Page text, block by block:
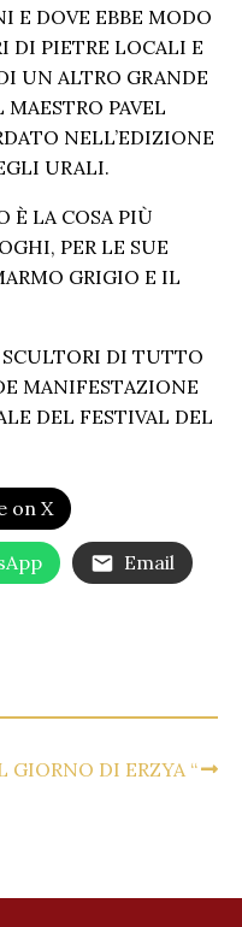
E DOVE EBBE MODO
DI PIETRE LOCALI E
UN ALTRO GRANDE
PAVEL
NELL’EDIZIONE
URALI.
È LA COSA PIÙ
PER LE SUE
GRIGIO E IL
DI TUTTO
MANIFESTAZIONE
DEL FESTIVAL DEL
on X
Email
GIORNO DI ERZYA “